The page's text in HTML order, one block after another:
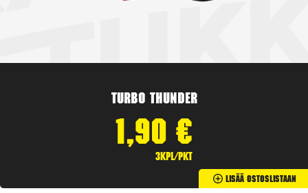
Turbo Thunder
1,90 €
3kpl/pkt
Lisää Ostoslistaan